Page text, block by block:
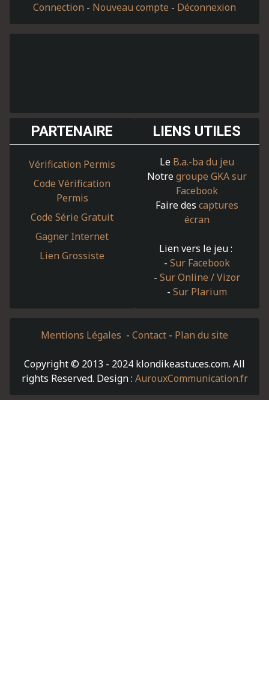
Connection - Nouveau compte - Déconnexion
PARTENAIRE
Vérification Permis
Code Vérification
Permis
Code Série Gratuit
Gagner Internet
Lien Grossiste
LIENS UTILES
Le B.a.-ba du jeu
Notregroupe GKA sur
Facebook
Faire des captures
écran
Lien vers le jeu :
- Sur Facebook
- Sur Online / Vizor
- Sur Plarium
Mentions Légales - Contact - Plan du site
Copyright © 2013 - 2024 klondikeastuces.com. All
rights Reserved. Design : AurouxCommunication.fr